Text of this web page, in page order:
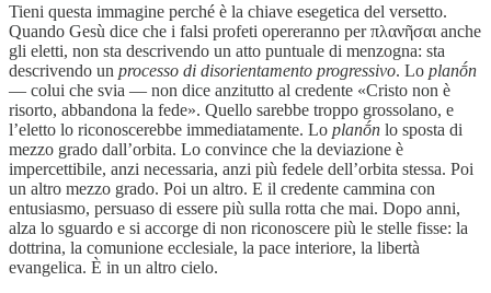
Tieni questa immagine perché è la chiave esegetica del versetto.
Quando Gesù dice che i falsi profeti opereranno per πλανῆσαι anche
gli eletti, non sta descrivendo un atto puntuale di menzogna: sta
descrivendo un processo di disorientamento progressivo. Lo planṓn
— colui che svia — non dice anzitutto al credente «Cristo non è
risorto, abbandona la fede». Quello sarebbe troppo grossolano, e
l’eletto lo riconoscerebbe immediatamente. Lo planṓn lo sposta di
mezzo grado dall’orbita. Lo convince che la deviazione è
impercettibile, anzi necessaria, anzi più fedele dell’orbita stessa. Poi
un altro mezzo grado. Poi un altro. E il credente cammina con
entusiasmo, persuaso di essere più sulla rotta che mai. Dopo anni,
alza lo sguardo e si accorge di non riconoscere più le stelle fisse: la
dottrina, la comunione ecclesiale, la pace interiore, la libertà
evangelica. È in un altro cielo.